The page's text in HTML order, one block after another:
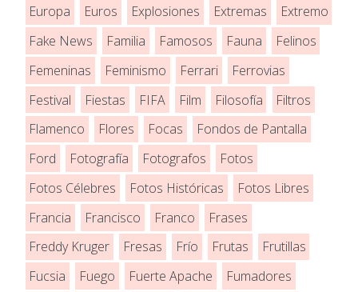
Europa
Euros Explosiones Extremas
Extremo
Fake News
Familia Famosos Fauna
Felinos
Femeninas
Feminismo Ferrari
Ferrovias
Festival
Fiestas FIFA Film Filosofía
Filtros
Flamenco
Flores Focas
Fondos de Pantalla
Ford
Fotografía Fotografos
Fotos
Fotos Célebres
Fotos Históricas
Fotos Libres
Francia
Francisco Franco
Frases
Freddy Kruger
Fresas Frío Frutas
Frutillas
Fucsia
Fuego Fuerte Apache
Fumadores